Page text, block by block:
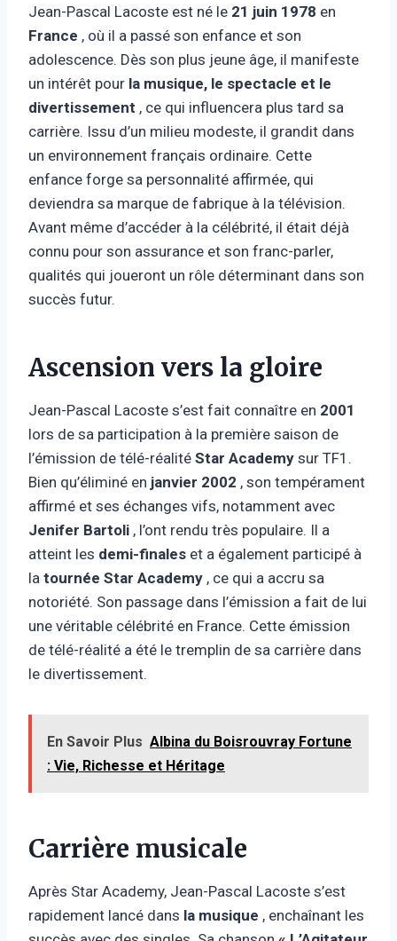
Jean-Pascal Lacoste est né le 21 juin 1978 en
France , où il a passé son enfance et son
adolescence. Dès son plus jeune âge, il manifeste
un intérêt pour la musique, le spectacle et le
divertissement , ce qui influencera plus tard sa
carrière. Issu d’un milieu modeste, il grandit dans
un environnement français ordinaire. Cette
enfance forge sa personnalité affirmée, qui
deviendra sa marque de fabrique à la télévision.
Avant même d’accéder à la célébrité, il était déjà
connu pour son assurance et son franc-parler,
qualités qui joueront un rôle déterminant dans son
succès futur.
Ascension vers la gloire
Jean-Pascal Lacoste s’est fait connaître en 2001
lors de sa participation à la première saison de
l’émission de télé-réalité Star Academy sur TF1.
Bien qu’éliminé en janvier 2002 , son tempérament
affirmé et ses échanges vifs, notamment avec
Jenifer Bartoli , l’ont rendu très populaire. Il a
atteint les demi-finales et a également participé à
la tournée Star Academy , ce qui a accru sa
notoriété. Son passage dans l’émission a fait de lui
une véritable célébrité en France. Cette émission
de télé-réalité a été le tremplin de sa carrière dans
le divertissement.
En Savoir Plus Albina du Boisrouvray Fortune
: Vie, Richesse et Héritage
Carrière musicale
Après Star Academy, Jean-Pascal Lacoste s’est
rapidement lancé dans la musique , enchaînant les